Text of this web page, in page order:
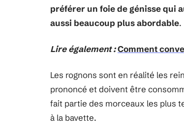
préférer un foie de génisse qui
aussi beaucoup plus abordable.
Lire également :Comment
Les rognons sont en réalité les
prononcé et doivent être
fait partie des morceaux les plus
à la bavette.